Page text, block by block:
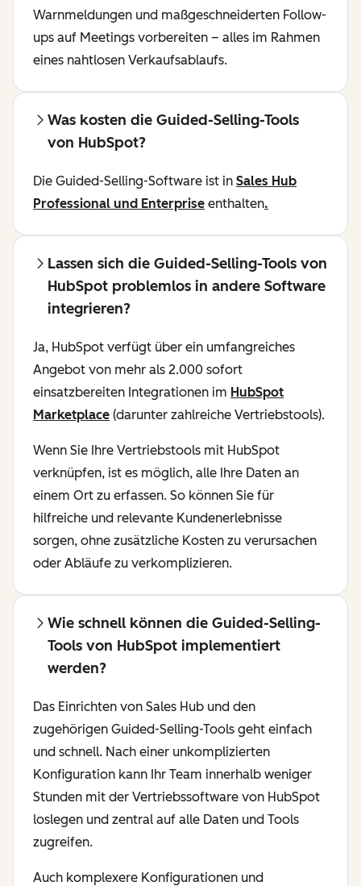
Warnmeldungen und maßgeschneiderten Follow-
ups auf Meetings vorbereiten – alles im Rahmen
eines nahtlosen Verkaufsablaufs.
Was kosten die Guided-Selling-Tools
von HubSpot?
Die Guided-Selling-Software ist in Sales Hub
Professional und Enterprise enthalten.
Lassen sich die Guided-Selling-Tools von
HubSpot problemlos in andere Software
integrieren?
Ja, HubSpot verfügt über ein umfangreiches
Angebot von mehr als 2.000 sofort
einsatzbereiten Integrationen im HubSpot
Marketplace (darunter zahlreiche Vertriebstools).
Wenn Sie Ihre Vertriebstools mit HubSpot
verknüpfen, ist es möglich, alle Ihre Daten an
einem Ort zu erfassen. So können Sie für
hilfreiche und relevante Kundenerlebnisse
sorgen, ohne zusätzliche Kosten zu verursachen
oder Abläufe zu verkomplizieren.
Wie schnell können die Guided-Selling-
Tools von HubSpot implementiert
werden?
Das Einrichten von Sales Hub und den
zugehörigen Guided-Selling-Tools geht einfach
und schnell. Nach einer unkomplizierten
Konfiguration kann Ihr Team innerhalb weniger
Stunden mit der Vertriebssoftware von HubSpot
loslegen und zentral auf alle Daten und Tools
zugreifen.
Auch komplexere Konfigurationen und